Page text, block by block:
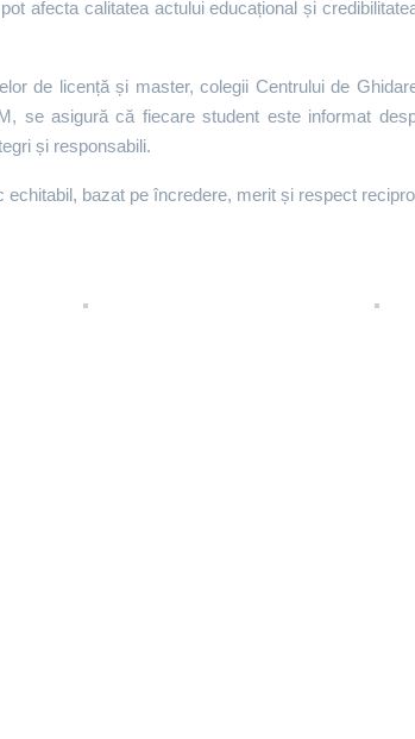
afecta calitatea actului educațional și
de licență și master, colegii Centrului de
se asigură că fiecare student este informat
și responsabili.
bazat pe încredere, merit și respect